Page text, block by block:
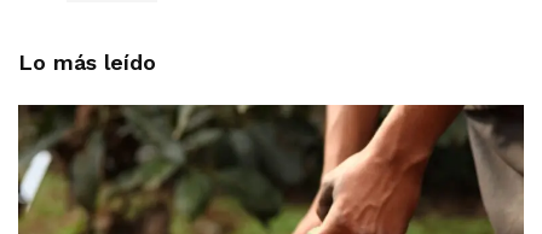
Lo más leído